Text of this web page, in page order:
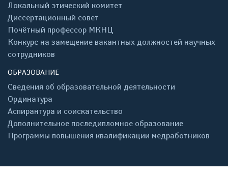
Локальный этический комитет
Диссертационный совет
Почётный профессор МКНЦ
Конкурс на замещение вакантных должностей научных
сотрудников
ОБРАЗОВАНИЕ
Сведения об образовательной деятельности
Ординатура
Аспирантура и соискательство
Дополнительное последипломное образование
Программы повышения квалификации медработников